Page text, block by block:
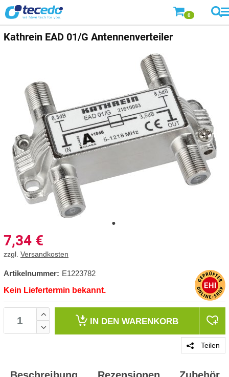
0
Kathrein EAD 01/G Antennenverteiler
7,34 €
zzgl. Versandkosten
Artikelnummer: E1223782
Kein Liefertermin bekannt.
IN DEN WARENKORB
Teilen